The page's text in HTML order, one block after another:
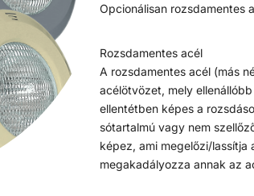
Opcionálisan rozsdamentes
Rozsdamentes acél
A rozsdamentes acél (más
acélötvözet, mely
ellentétben képes a
sótartalmú vagy nem
képez, ami megelőzi/
megakadályozza annak az